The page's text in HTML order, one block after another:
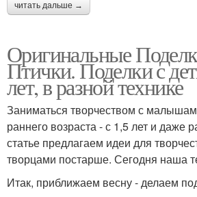
читать дальше →
Оригинальные
Птички. Поделки с
лет, в разной технике
Заниматься творчеством с
раннего возраста - с 1,5 лет и даже
статье предлагаем идеи для
творцами постарше. Сегодня наша
Итак, приближаем весну - делаем